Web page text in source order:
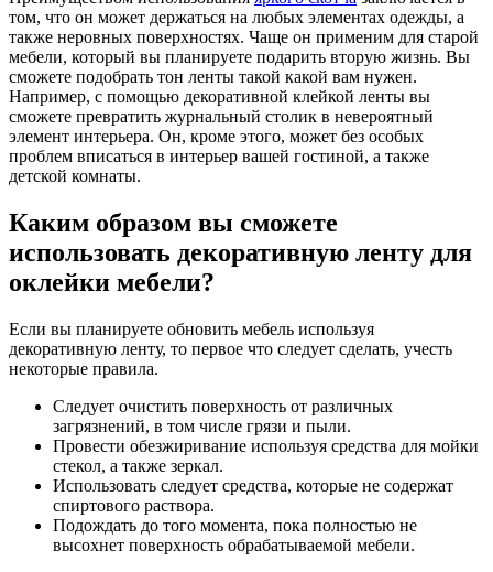
том, что он может держаться на любых элементах одежды, а
также неровных поверхностях. Чаще он применим для старой
мебели, который вы планируете подарить вторую жизнь. Вы
сможете подобрать тон ленты такой какой вам нужен.
Например, с помощью декоративной клейкой ленты вы
сможете превратить журнальный столик в невероятный
элемент интерьера. Он, кроме этого, может без особых
проблем вписаться в интерьер вашей гостиной, а также
детской комнаты.
Каким образом вы сможете
использовать декоративную ленту для
оклейки мебели?
Если вы планируете обновить мебель используя
декоративную ленту, то первое что следует сделать, учесть
некоторые правила.
Следует очистить поверхность от различных
загрязнений, в том числе грязи и пыли.
Провести обезжиривание используя средства для мойки
стекол, а также зеркал.
Использовать следует средства, которые не содержат
спиртового раствора.
Подождать до того момента, пока полностью не
высохнет поверхность обрабатываемой мебели.